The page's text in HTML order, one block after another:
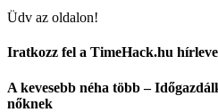
Üdv az oldalon!
Iratkozz fel a TimeHack.hu
A kevesebb néha több –
nőknek